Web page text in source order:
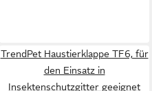
TrendPet Haustierklappe TF6, für
den Einsatz in
Insektenschutzgitter geeignet